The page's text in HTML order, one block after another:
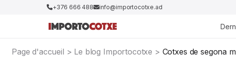
+376 666 488 info@importocotxe.ad
Page d'accueil > Le blog Importocotxe > Cotxes de segona